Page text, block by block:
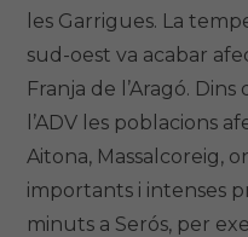
les Garrigues. La
sud-oest va acabar
Franja de l’Aragó.
l’ADV les poblacions
Aitona, Massalcoreig,
importants i intenses
minuts a Serós, per